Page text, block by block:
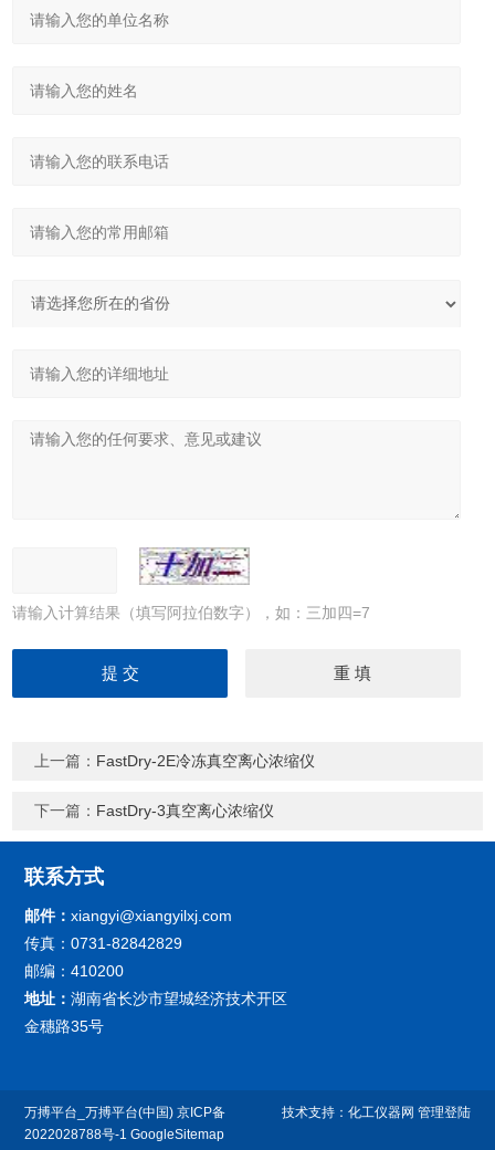
请输入计算结果（填写阿拉伯数字），如：三加四=7
上一篇： FastDry-2E冷冻真空离心浓缩仪
下一篇： FastDry-3真空离心浓缩仪
联系方式
邮件：xiangyi@xiangyilxj.com
传真：0731-82842829
邮编：410200
地址：湖南省长沙市望城经济技术开区
金穗路35号
技术支持： 化工仪器网 管理登陆
万搏平台_万搏平台(中国)京ICP备
2022028788号-1 GoogleSitemap